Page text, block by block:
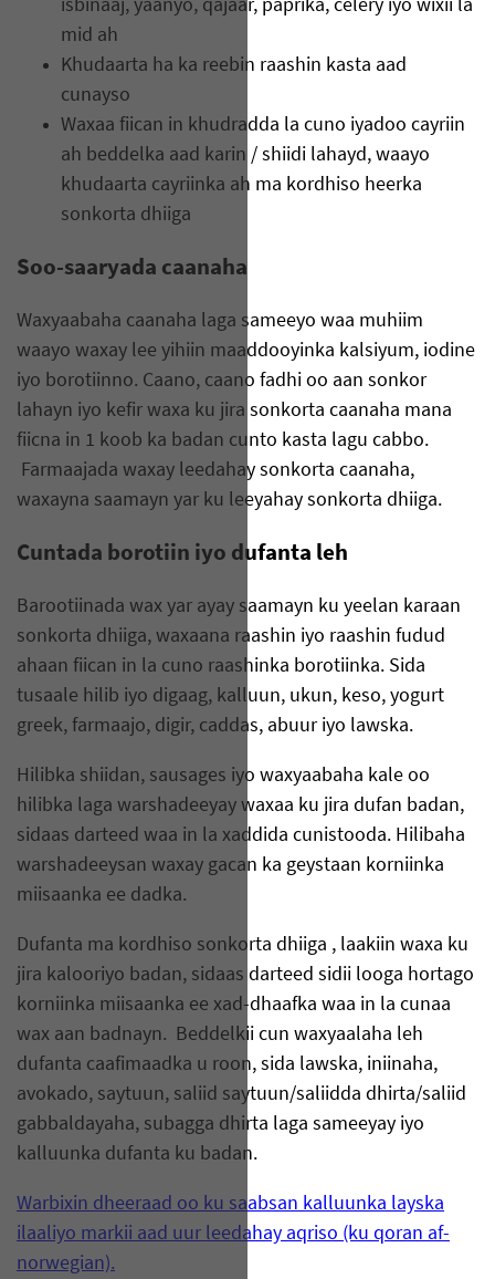
isbinaaj, yaanyo, qajaar, paprika, celery iyo wixii la
mid ah
Khudaarta ha ka reebin raashin kasta aad
cunayso
Waxaa fiican in khudradda la cuno iyadoo cayriin
ah beddelka aad karin / shiidi lahayd, waayo
khudaarta cayriinka ah ma kordhiso heerka
sonkorta dhiiga
Soo-saaryada caanaha
Waxyaabaha caanaha laga sameeyo waa muhiim
waayo waxay lee yihiin maaddooyinka kalsiyum, iodine
iyo borotiinno. Caano, caano fadhi oo aan sonkor
lahayn iyo kefir waxa ku jira sonkorta caanaha mana
fiicna in 1 koob ka badan cunto kasta lagu cabbo.
Farmaajada waxay leedahay sonkorta caanaha,
waxayna saamayn yar ku leeyahay sonkorta dhiiga.
Cuntada borotiin iyo dufanta leh
Barootiinada wax yar ayay saamayn ku yeelan karaan
sonkorta dhiiga, waxaana raashin iyo raashin fudud
ahaan fiican in la cuno raashinka borotiinka. Sida
tusaale hilib iyo digaag, kalluun, ukun, keso, yogurt
greek, farmaajo, digir, caddas, abuur iyo lawska.
Hilibka shiidan, sausages iyo waxyaabaha kale oo
hilibka laga warshadeeyay waxaa ku jira dufan badan,
sidaas darteed waa in la xaddida cunistooda. Hilibaha
warshadeeysan waxay gacan ka geystaan korniinka
miisaanka ee dadka.
Dufanta ma kordhiso sonkorta dhiiga , laakiin waxa ku
jira kalooriyo badan, sidaas darteed sidii looga hortago
korniinka miisaanka ee xad-dhaafka waa in la cunaa
wax aan badnayn. Beddelkii cun waxyaalaha leh
dufanta caafimaadka u roon, sida lawska, iniinaha,
avokado, saytuun, saliid saytuun/saliidda dhirta/saliid
gabbaldayaha, subagga dhirta laga sameeyay iyo
kalluunka dufanta ku badan.
Warbixin dheeraad oo ku saabsan kalluunka layska
ilaaliyo markii aad uur leedahay aqriso (ku qoran af-
norwegian).